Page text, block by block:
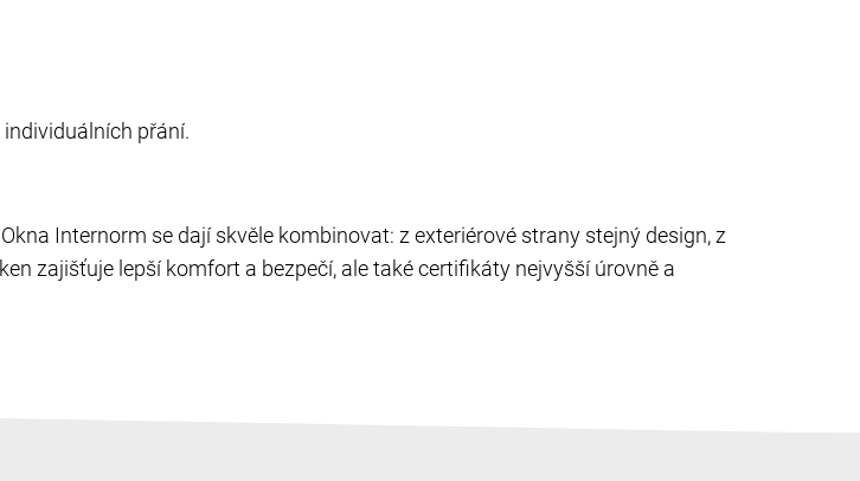
přání.
Internorm se dají skvěle kombinovat: z exteriérové strany stejný design, z
zajišťuje lepší komfort a bezpečí, ale také certifikáty nejvyšší úrovně a